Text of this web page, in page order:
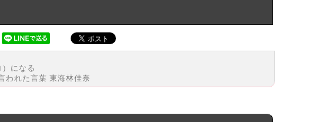
になる
われた言葉 東海林佳奈